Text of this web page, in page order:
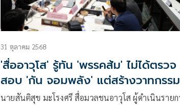
31 ตุลาคม 2568
'สื่ออาวุโส' รู้ทัน 'พรรคส้ม' ไม่ได้ตรวจ
สอบ 'กัน จอมพลัง' แต่สร้างวาทกรรม
'ทหารมีไว้ทำไม' คืนให้ได้
นายสันติสุข มะโรงศรี สื่อมวลชนอาวุโส ผู้ดำเนินรายการ